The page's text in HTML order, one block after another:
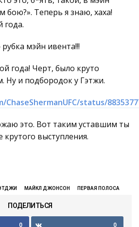
бою?». Теперь я знаю, хаха!
года.
мэйн ивента!!!
года! Черт, было круто
Ну и подбородок у Гэтжи.
status/
это. Вот таким уставшим ты
выступления.
МАЙКЛ ДЖОНСОН ПЕРВАЯ ПОЛОСА
ПОДЕЛИТЬСЯ
0 0